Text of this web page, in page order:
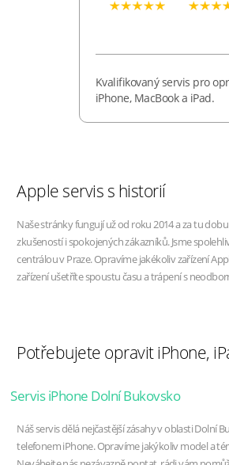
Kvalifikovaný servis pro
iPhone, MacBook a iPad.
Apple servis s historií
Naše stránky fungují už od roku 2014 a za tu
zkušeností i spokojených zákazníků. Jsme
centrálou v Praze. Opravíme jakékoliv zařízení
zařízení ušetříte spoustu času a trápení s
Potřebujete opravit iPhone,
Servis iPhone Dolní Bukovsko
Náš servis dělá nejčastější zásahy v oblasti Dolní
telefonem iPhone. Opravíme jakýkoliv model a